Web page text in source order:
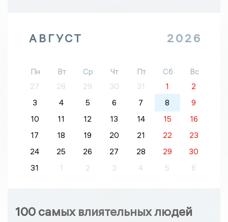
АВГУСТ 2026
Пн Вт Ср Чт Пт Сб
Вс
27
28 29 30 31 1
2
3
4 5 6 7 8
9
10
11 12 13 14 15
16
17
18 19 20 21 22
23
24
25 26 27 28 29
30
31
1 2 3 4 5 6
100 самых влиятельных людей